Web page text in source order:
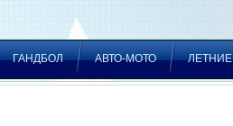
ГАНДБОЛ АВТО-МОТО ЛЕТНИЕ